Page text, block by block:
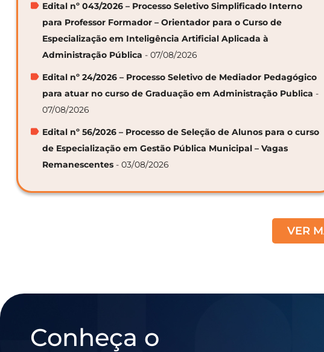
Edital nº 043/2026 – Processo Seletivo Simplificado Interno
para Professor Formador – Orientador para o Curso de
Especialização em Inteligência Artificial Aplicada à
Administração Pública - 07/08/2026
Edital nº 24/2026 – Processo Seletivo de Mediador Pedagógico
para atuar no curso de Graduação em Administração Publica -
07/08/2026
Edital nº 56/2026 – Processo de Seleção de Alunos para o curso
de Especialização em Gestão Pública Municipal – Vagas
Remanescentes - 03/08/2026
VER
Conheça o